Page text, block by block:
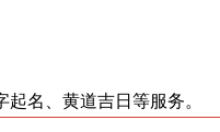
名、黄道吉日等服务。